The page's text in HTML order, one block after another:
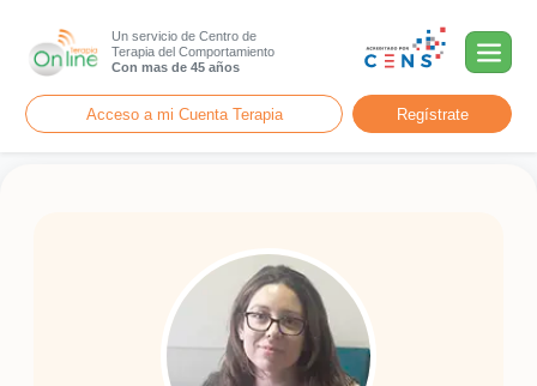
Un servicio de Centro de
Terapia del Comportamiento
Con mas de 45 años
Acceso a mi Cuenta Terapia Regístrate